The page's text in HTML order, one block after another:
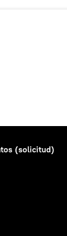
(solicitud)